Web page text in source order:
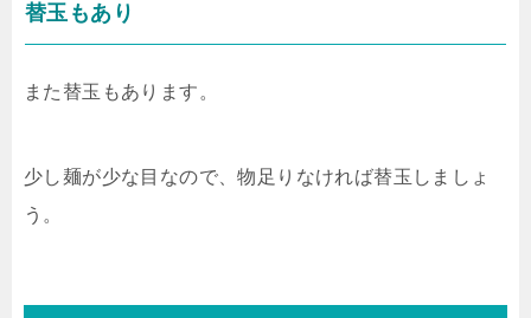
替玉もあり
また替玉もあります。
少し麺が少な目なので、物足りなければ替玉しましょ
う。